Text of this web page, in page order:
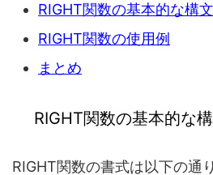
RIGHT関数の基本的な構文
RIGHT関数の使用例
まとめ
RIGHT関数の基本的な
RIGHT関数の書式は以下の通